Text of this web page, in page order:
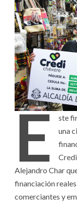
E
ste
una
Alejandro Char
financiación
comerciantes y